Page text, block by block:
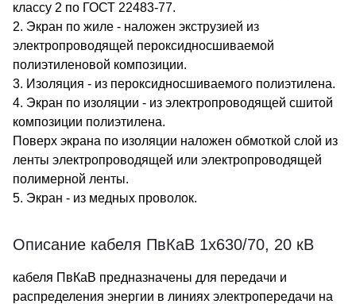
классу 2 по ГОСТ 22483-77.
2. Экран по жиле - наложен экструзией из
электропроводящей пероксидносшиваемой
полиэтиленовой композиции.
3. Изоляция - из пероксидносшиваемого полиэтилена.
4. Экран по изоляции - из электропроводящей сшитой
композиции полиэтилена.
Поверх экрана по изоляции наложен обмоткой слой из
ленты электропроводящей или электропроводящей
полимерной ленты.
5. Экран - из медных проволок.
Описание кабеля ПвКаВ 1х630/70, 20 кВ
кабеля ПвКаВ предназначены для передачи и
распределения энергии в линиях электропередачи на